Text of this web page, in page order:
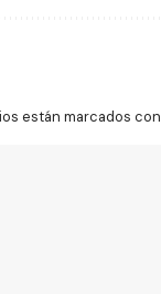
están marcados con